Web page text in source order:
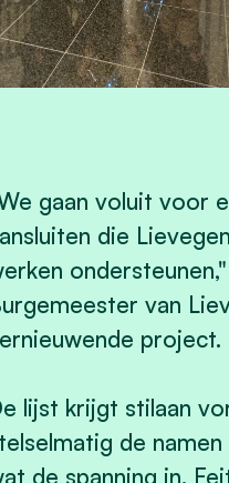
gaan voluit voor
die
van
project.
lijst krijgt stilaan
de
de spanning in.